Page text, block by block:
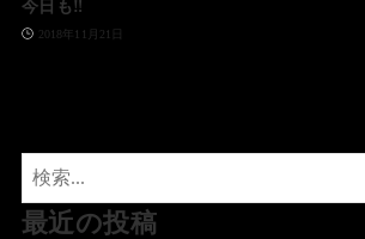
今日も‼️
2018年11月21日
最近の投稿